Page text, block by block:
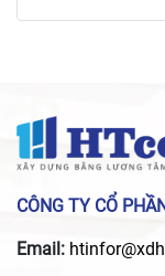
CÔNG TY CỔ
Email: